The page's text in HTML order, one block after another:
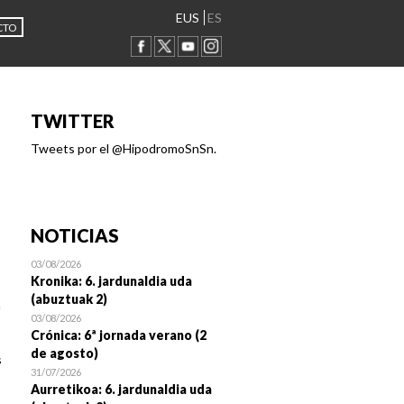
EUS ES
TWITTER
Tweets por el @HipodromoSnSn.
NOTICIAS
03/08/2026
Kronika: 6. jardunaldia uda
(abuztuak 2)
03/08/2026
Crónica: 6ª jornada verano (2
de agosto)
31/07/2026
Aurretikoa: 6. jardunaldia uda